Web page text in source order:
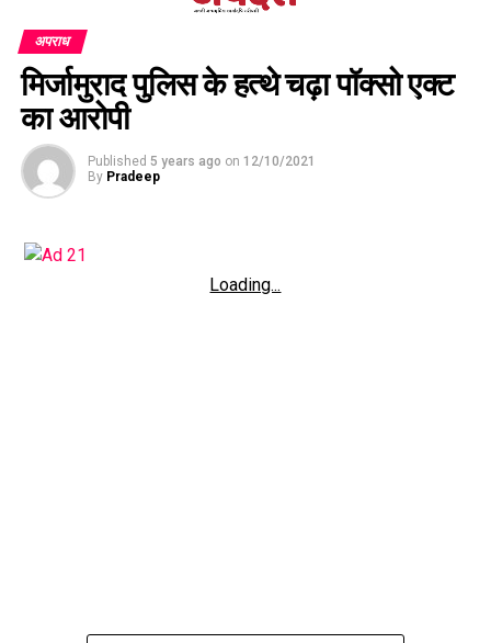
अपराध
मिर्जामुराद पुलिस के हत्थे चढ़ा पॉक्सो एक्ट
का आरोपी
Published 5 years ago on 12/10/2021
By Pradeep
Loading...